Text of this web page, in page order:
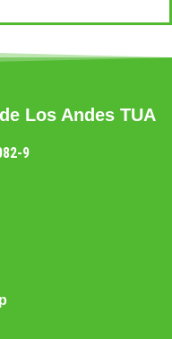
Los Andes TUA
9